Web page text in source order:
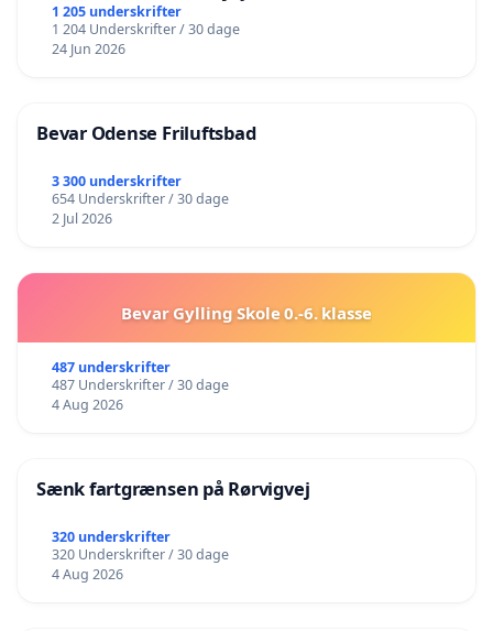
lokalområde i balance
1 205 underskrifter
1 204 Underskrifter / 30 dage
24 Jun 2026
Bevar Odense Friluftsbad
3 300 underskrifter
654 Underskrifter / 30 dage
2 Jul 2026
Bevar Gylling Skole 0.-6. klasse
487 underskrifter
487 Underskrifter / 30 dage
4 Aug 2026
Sænk fartgrænsen på Rørvigvej
320 underskrifter
320 Underskrifter / 30 dage
4 Aug 2026